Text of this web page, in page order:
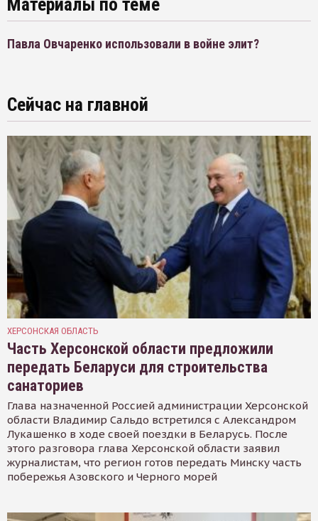
Материалы по теме
Павла Овчаренко использовали в войне элит?
Сейчас на главной
ХЕРСОНСКАЯ ОБЛАСТЬ
Часть Херсонской области предложили
передать Беларуси для строительства
санаториев
Глава назначенной Россией администрации Херсонской
области Владимир Сальдо встретился с Александром
Лукашенко в ходе своей поездки в Беларусь. После
этого разговора глава Херсонской области заявил
журналистам, что регион готов передать Минску часть
побережья Азовского и Черного морей